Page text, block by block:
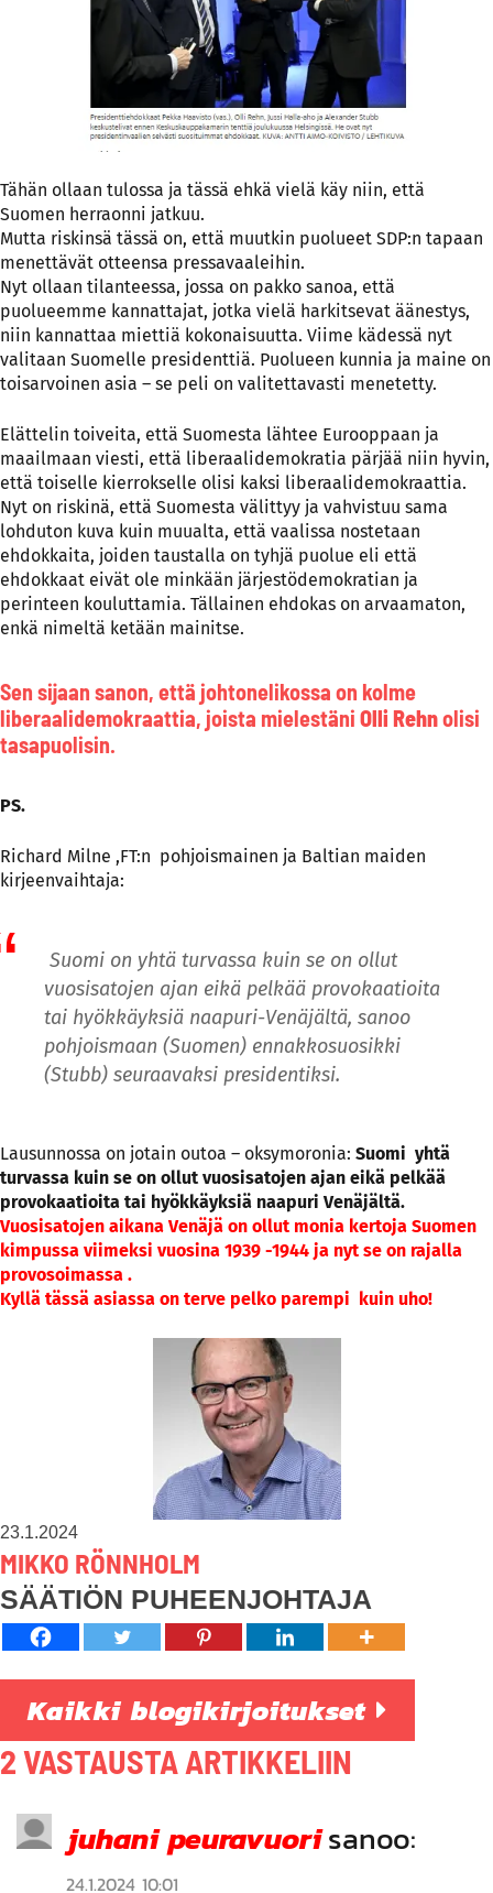
Tähän ollaan tulossa ja tässä ehkä vielä käy niin, että
Suomen herraonni jatkuu.
Mutta riskinsä tässä on, että muutkin puolueet SDP:n tapaan
menettävät otteensa pressavaaleihin.
Nyt ollaan tilanteessa, jossa on pakko sanoa, että
puolueemme kannattajat, jotka vielä harkitsevat äänestys,
niin kannattaa miettiä kokonaisuutta. Viime kädessä nyt
valitaan Suomelle presidenttiä. Puolueen kunnia ja maine on
toisarvoinen asia – se peli on valitettavasti menetetty.
Elättelin toiveita, että Suomesta lähtee Eurooppaan ja
maailmaan viesti, että liberaalidemokratia pärjää niin hyvin,
että toiselle kierrokselle olisi kaksi liberaalidemokraattia.
Nyt on riskinä, että Suomesta välittyy ja vahvistuu sama
lohduton kuva kuin muualta, että vaalissa nostetaan
ehdokkaita, joiden taustalla on tyhjä puolue eli että
ehdokkaat eivät ole minkään järjestödemokratian ja
perinteen kouluttamia. Tällainen ehdokas on arvaamaton,
enkä nimeltä ketään mainitse.
Sen sijaan sanon, että johtonelikossa on kolme
liberaalidemokraattia, joista mielestäni Olli Rehnolisi
tasapuolisin.
PS.
Richard Milne ,FT:n pohjoismainen ja Baltian maiden
kirjeenvaihtaja:
Suomi on yhtä turvassa kuin se on ollut
vuosisatojen ajan eikä pelkää provokaatioita
tai hyökkäyksiä naapuri-Venäjältä, sanoo
pohjoismaan (Suomen) ennakkosuosikki
(Stubb) seuraavaksi presidentiksi.
Lausunnossa on jotain outoa – oksymoronia: Suomi yhtä
turvassa kuin se on ollut vuosisatojen ajan eikä pelkää
provokaatioita tai hyökkäyksiä naapuri Venäjältä.
Vuosisatojen aikana Venäjä on ollut monia kertoja Suomen
kimpussa viimeksi vuosina 1939 -1944 ja nyt se on rajalla
provosoimassa .
Kyllä tässä asiassa on terve pelko parempi kuin uho!
23.1.2024
MIKKO RÖNNHOLM
SÄÄTIÖN PUHEENJOHTAJA
Kaikki blogikirjoitukset
2 VASTAUSTA ARTIKKELIIN
juhani peuravuorisanoo:
24.1.2024 10:01